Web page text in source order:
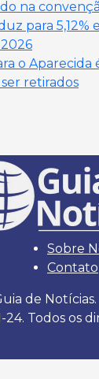
na
para 5,12%
o Aparecida
retirados
Sobre
Contato
de Notícias.
24. Todos os